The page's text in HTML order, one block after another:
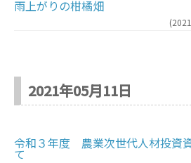
雨上がりの柑橘畑
(
2021年05月11日
令和３年度 農業次世代人材投資
て